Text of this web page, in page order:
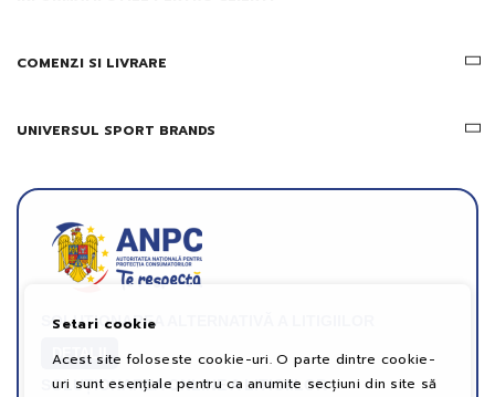
COMENZI SI LIVRARE
UNIVERSUL SPORT BRANDS
SOLUȚIONAREA ALTERNATIVĂ A LITIGIILOR
DETALII
SOLUȚIONAREA ONLINE A LITIGIILOR
Setari cookie
Acest site foloseste cookie-uri. O parte dintre cookie-
uri sunt esențiale pentru ca anumite secțiuni din site să